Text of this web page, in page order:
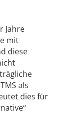
Jahre
mit
diese
als
dies für